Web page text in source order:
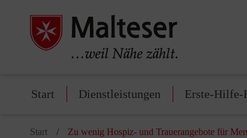
Start Dienstleistungen Erste-Hilfe-
Start Zu wenig Hospiz- und Trauerangebote für